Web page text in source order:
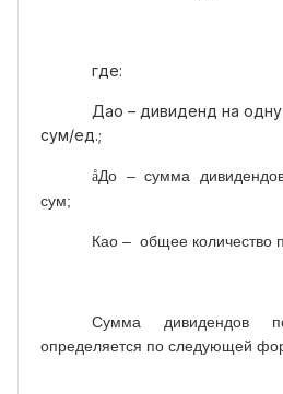
где:
Дао – дивиденд на
сум/ед.;
åДо – сумма
сум;
Као – общее количество
Сумма дивидендов
определяется по следующей